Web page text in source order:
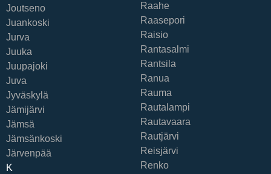
Joutseno
Juankoski
Jurva
Juuka
Juupajoki
Juva
Jyväskylä
Jämijärvi
Jämsä
Jämsänkoski
Järvenpää
K
Raahe
Raasepori
Raisio
Rantasalmi
Rantsila
Ranua
Rauma
Rautalampi
Rautavaara
Rautjärvi
Reisjärvi
Renko